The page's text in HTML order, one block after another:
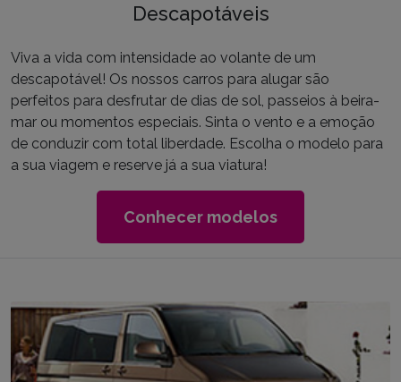
Descapotáveis
Viva a vida com intensidade ao volante de um
descapotável! Os nossos carros para alugar são
perfeitos para desfrutar de dias de sol, passeios à beira-
mar ou momentos especiais. Sinta o vento e a emoção
de conduzir com total liberdade. Escolha o modelo para
a sua viagem e reserve já a sua viatura!
Conhecer modelos